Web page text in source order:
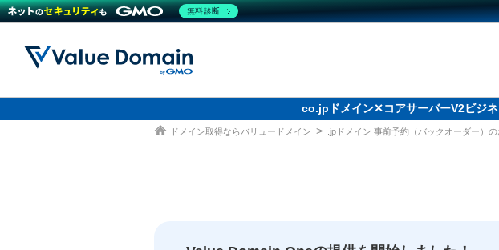
ドメイン ドメイン検索
レンタルサーバー コアサーバー
セキュリティ Value Domain ネットde診断
サービス お得意様割引
従来のバリュードメインをご利用希望の方
従来のバリュードメインをご利用希望の方
co.jpドメイン✕コアサーバーV2ビジ
ドメイン取得ならバリュードメイン .jpドメイン 事前予約（バックオーダー）
無料診断